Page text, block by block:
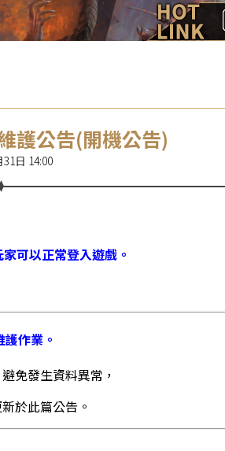
護公告(開機公告)
日 14:00
可以正常登入遊戲。
作業。
免發生資料異常，
於此篇公告。